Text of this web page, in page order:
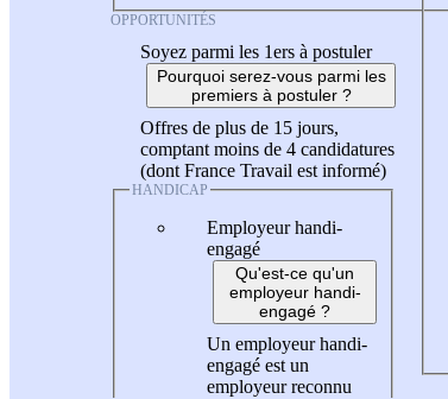
OPPORTUNITÉS
Soyez parmi les 1ers à postuler
Pourquoi serez-vous parmi les
premiers à postuler ?
Offres de plus de 15 jours,
comptant moins de 4 candidatures
(dont France Travail est informé)
HANDICAP
Employeur handi-
engagé
Qu'est-ce qu'un
employeur handi-
engagé ?
Un employeur handi-
engagé est un
employeur reconnu